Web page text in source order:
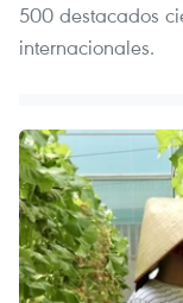
500 destacados
internacionales.